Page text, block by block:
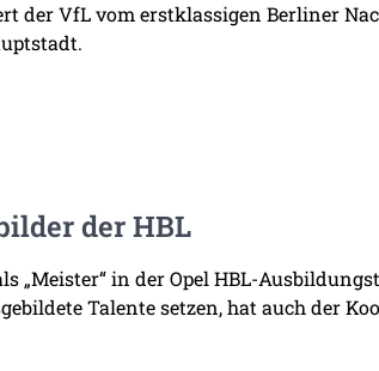
der VfL vom erstklassigen Berliner
der HBL
„Meister“ in der Opel HBL-
Talente setzen, hat auch der